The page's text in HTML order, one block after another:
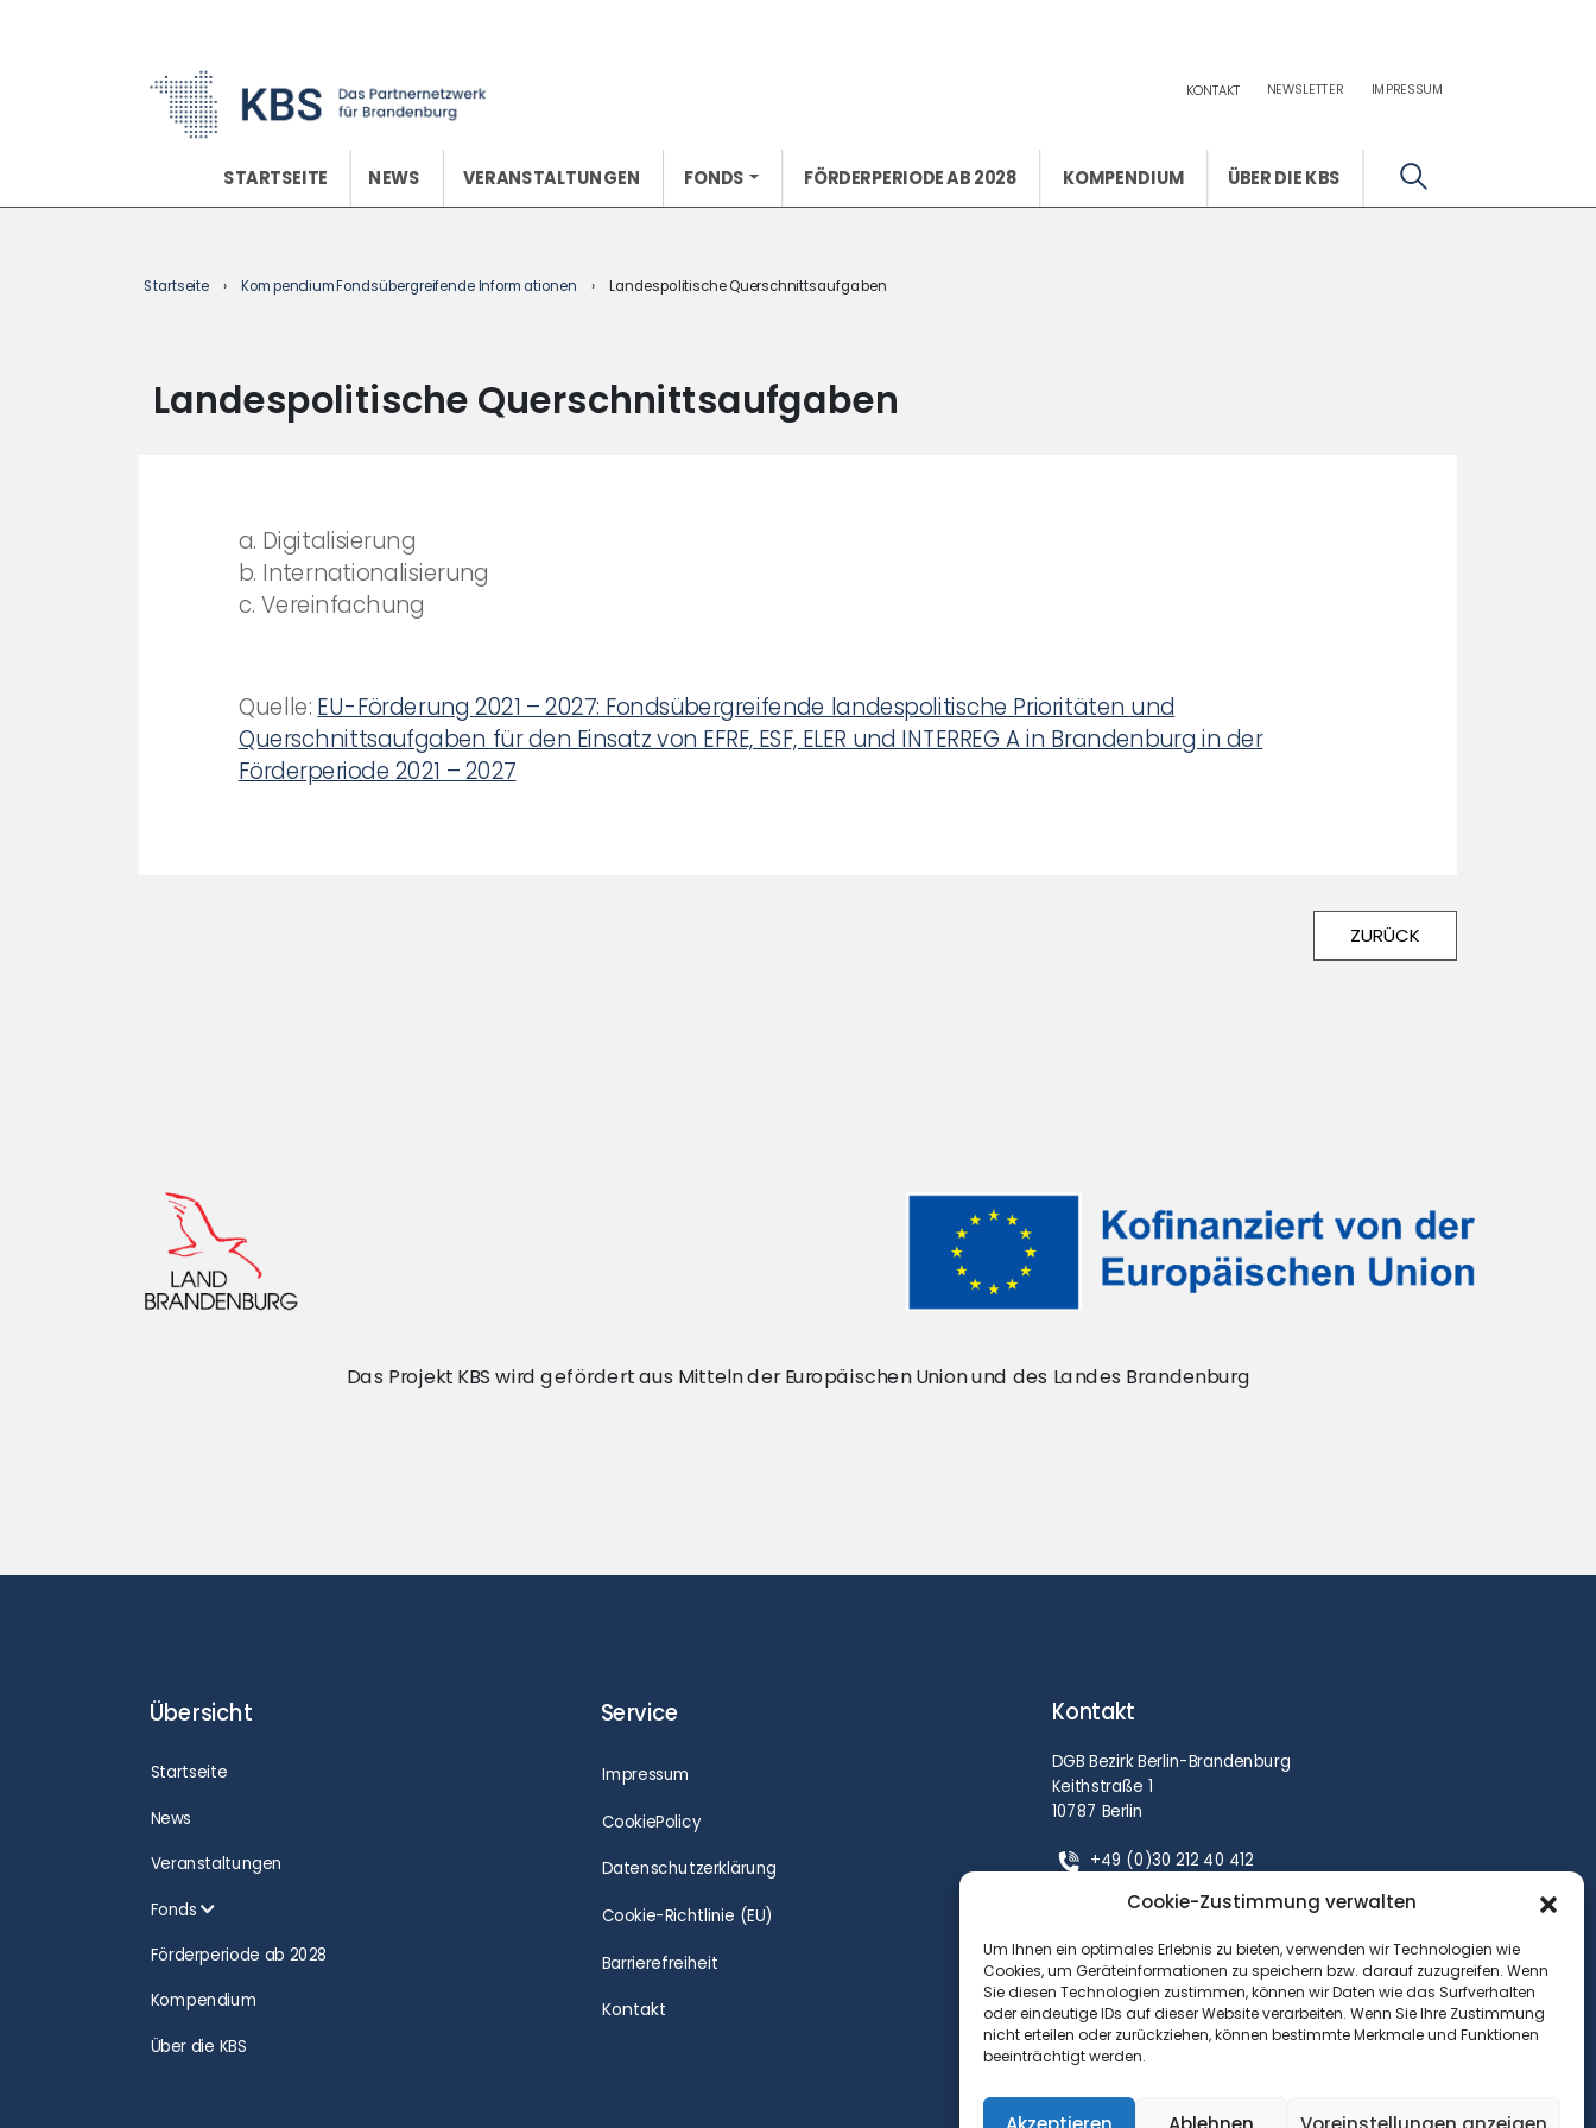
Cookie-Zustimmung verwalten
Um Ihnen ein optimales Erlebnis zu bieten, verwenden wir Technologien wie
Cookies, um Geräteinformationen zu speichern bzw. darauf zuzugreifen. Wenn
Sie diesen Technologien zustimmen, können wir Daten wie das Surfverhalten
oder eindeutige IDs auf dieser Website verarbeiten. Wenn Sie Ihre Zustimmung
nicht erteilen oder zurückziehen, können bestimmte Merkmale und Funktionen
beeinträchtigt werden.
KONTAKT NEWSLETTER IMPRESSUM
STARTSEITE NEWS VERANSTALTUNGEN FONDS FÖRDERPERIODE AB 2028 KOMPENDIUM ÜBER DIE KBS
Startseite › KompendiumFondsübergreifende Informationen › Landespolitische Querschnittsaufgaben
Landespolitische Querschnittsaufgaben
a. Digitalisierung
b. Internationalisierung
c. Vereinfachung
Quelle: EU-Förderung 2021 – 2027: Fondsübergreifende landespolitische Prioritäten und
Querschnittsaufgaben für den Einsatz von EFRE, ESF, ELER und INTERREG A in Brandenburg in der
Förderperiode 2021 – 2027
ZURÜCK
Das Projekt KBS wird gefördert aus Mitteln der Europäischen Union und des Landes Brandenburg
Übersicht
Startseite
News
Veranstaltungen
Fonds
Förderperiode ab 2028
Kompendium
Über die KBS
Service
Impressum
CookiePolicy
Datenschutzerklärung
Cookie-Richtlinie (EU)
Barrierefreiheit
Kontakt
Kontakt
DGB Bezirk Berlin-Brandenburg
Keithstraße 1
10787 Berlin
+49 (0)30 212 40 412
Achim.Wolf@dgb.de